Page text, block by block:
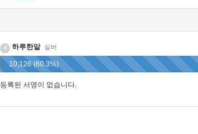
하루한알 실버
10,126 (60.3%)
등록된 서명이 없습니다.